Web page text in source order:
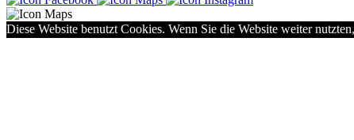
Diese Website benutzt Cookies. Wenn Sie die Website weiter